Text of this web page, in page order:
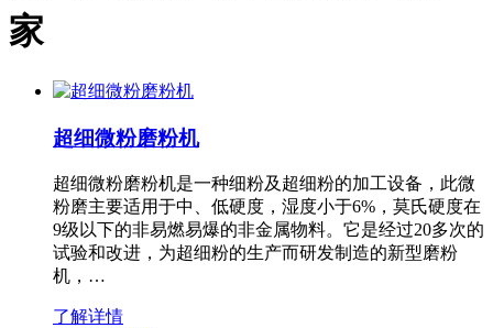
家
超细微粉磨粉机
超细微粉磨粉机是一种细粉及超细粉的加工设备，此微
粉磨主要适用于中、低硬度，湿度小于6%，莫氏硬度在
9级以下的非易燃易爆的非金属物料。它是经过20多次的
试验和改进，为超细粉的生产而研发制造的新型磨粉
机，…
了解详情